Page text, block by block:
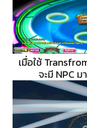
เมื่อใช้
จะมี NPC